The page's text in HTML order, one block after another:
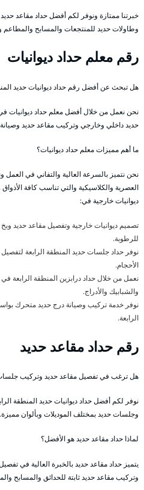
خبرتنا ممتازة ونوفر لكم أفضل حداد مقاعد
وطاولات حديد للمنتجعات والمسابح والمطاعم
رقم معلم حداد ديوانيات
هل تبحث عن أفضل رقم حداد ديوانيات حديد
نحن نعمل من خلال أفضل معلم حداد ديوانيات
حديد داخلي وخارجي وتركيب مقاعد حديد
ما أهم مميزات معلم حداد ديوانيات؟
نحن نتميز بالسرعة العالية والتفاني في العمل
العصرية والكلاسيكية والتي تناسب كافة
ديوانيات خارجية في:
تصميم ديوانيات خارجية وتفصيل مقاعد حديد
للرطوبة.
نوفر حداد جلسات حديد المنطقة الرابعة
الأحجام.
نعمل من خلال حداد درابزين المنطقة الرابعة
والشبابيك والأدراج.
نوفر خدمة تركيب وصيانة درج حديد متحرك
الرابعة.
رقم حداد مقاعد حديد
هل ترغب في تفصيل مقاعد حديد وتركيب
نوفر لكم أفضل حداد ديوانيات حديد المنطقة
وجلسات حديد بمختلف الموديلات وبألوان مميزة.
لماذا حداد مقاعد حديد هو الأفضل؟
يتميز حداد مقاعد حديد بالخبرة العالية في
وتركيب مقاعد حديد ثابتة للحدائق والمسابح